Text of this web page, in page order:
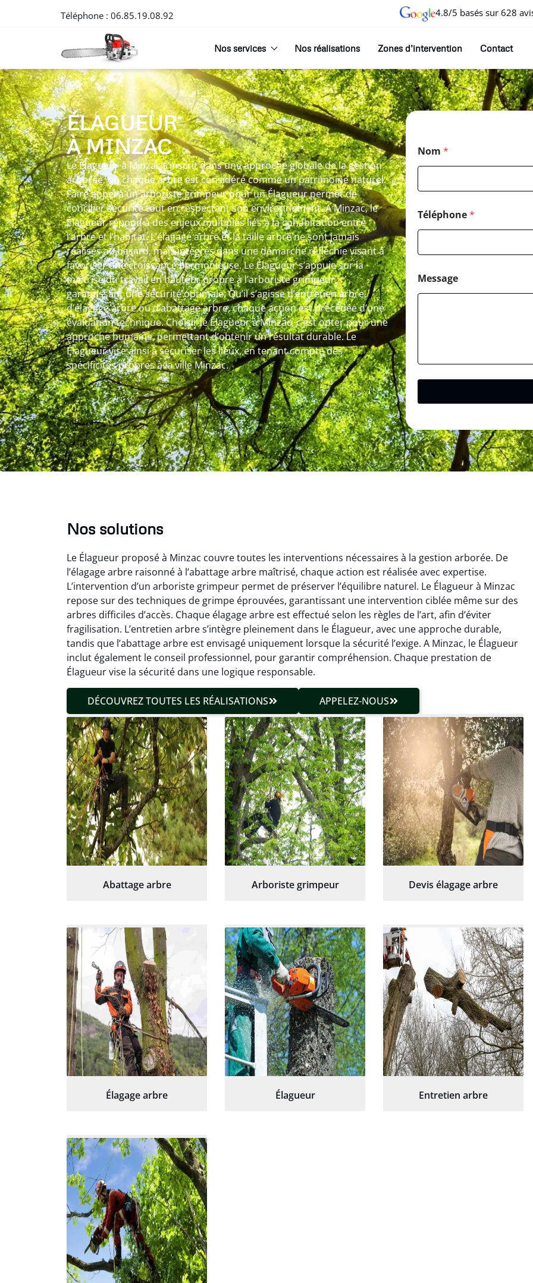
Téléphone : 06.85.19.08.92 4.8/5 basés sur 628
Nos services Nos réalisations Zones d’intervention Contact
ÉLAGUEUR
À MINZAC
Le Élagueur à Minzac s’inscrit dans une approche globale de la gestion
arborée, où chaque arbre est considéré comme un patrimoine naturel.
Faire appel à un arboriste grimpeur pour un Élagueur permet de
concilier sécurité tout en respectant son environnement. A Minzac, le
Élagueur répond à des enjeux multiples liés à la cohabitation entre
l’arbre et l’habitat. L’élagage arbre et la taille arbre ne sont jamais
réalisés au hasard, mais intégrés dans une démarche réfléchie visant à
favoriser une croissance harmonieuse. Le Élagueur s’appuie sur la
maîtrise du travail en hauteur propre à l’arboriste grimpeur,
garantissant une sécurité optimale. Qu’il s’agisse d’entretien arbre,
d’élagage arbre ou d’abattage arbre, chaque action est précédée d’une
évaluation technique. Choisir le Élagueur à Minzac, c’est opter pour une
approche humaine, permettant d’obtenir un résultat durable. Le
Élagueur vise ainsi à sécuriser les lieux, en tenant compte des
spécificités propres à la ville Minzac.
Nom *
Téléphone*
Message
Nos solutions
Le Élagueur proposé à Minzac couvre toutes les interventions nécessaires à la gestion arborée. De
l’élagage arbre raisonné à l’abattage arbre maîtrisé, chaque action est réalisée avec expertise.
L’intervention d’un arboriste grimpeur permet de préserver l’équilibre naturel. Le Élagueur à Minzac
repose sur des techniques de grimpe éprouvées, garantissant une intervention ciblée même sur des
arbres difficiles d’accès. Chaque élagage arbre est effectué selon les règles de l’art, afin d’éviter
fragilisation. L’entretien arbre s’intègre pleinement dans le Élagueur, avec une approche durable,
tandis que l’abattage arbre est envisagé uniquement lorsque la sécurité l’exige. A Minzac, le Élagueur
inclut également le conseil professionnel, pour garantir compréhension. Chaque prestation de
Élagueur vise la sécurité dans une logique responsable.
DÉCOUVREZ TOUTES LES RÉALISATIONS APPELEZ-NOUS
Abattage arbre Arboriste grimpeur Devis élagage arbre
Élagage arbre Élagueur Entretien arbre
Mathieu Roussel
19 décembre 2025
précise malgré des
conditions compliquées. Le
résultat est exactement
conforme à mes attentes.
Julien Caradec
18 juin 2025
propre et parfaitement
maîtrisée. Résultat
impeccable.